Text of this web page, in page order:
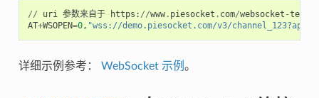
// uri 参数来自于 https : //www. piesocket . com/websocket -tester
AT+WSOPEN=0, "wss://demo.piesocket.com/v3/
详细示例参考： WebSocket 示例 。